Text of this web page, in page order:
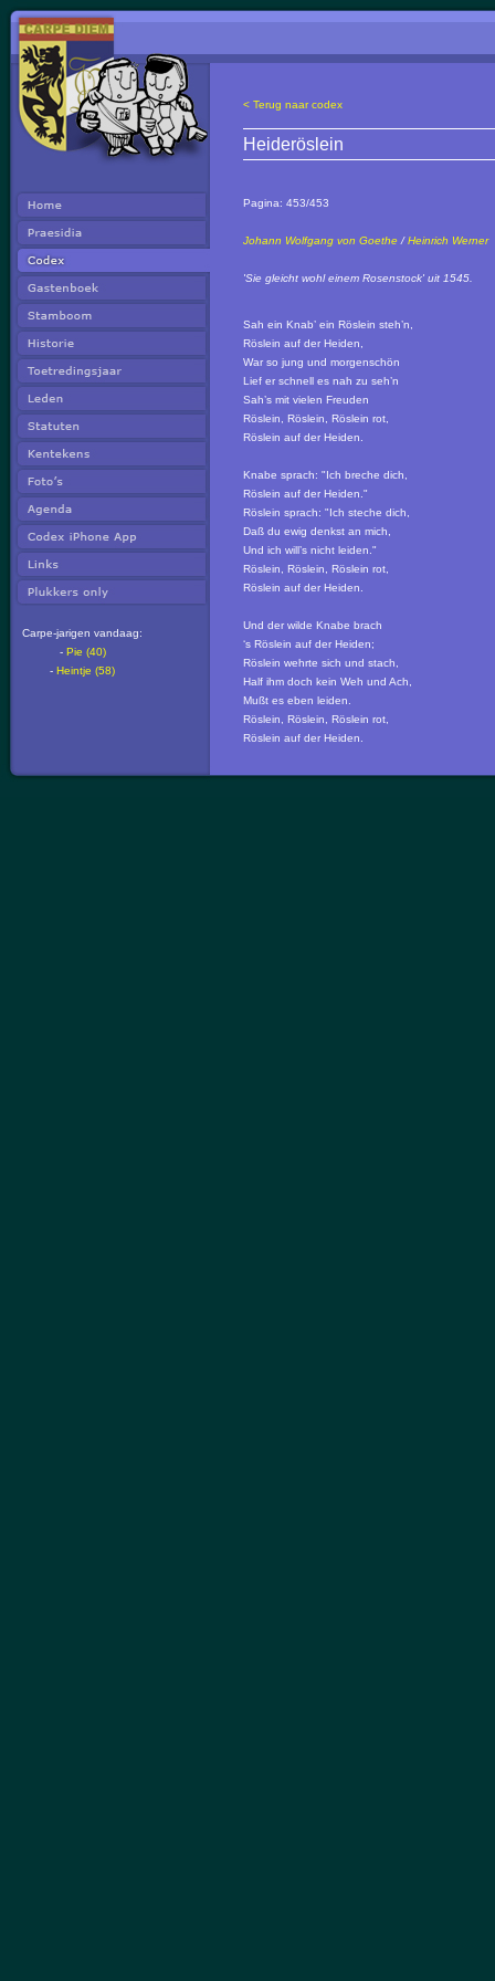
Carpe-jarigen vandaag:
- Pie (40)
- Heintje (58)
< Terug naar codex
Heideröslein
Pagina: 453/453
Johann Wolfgang von Goethe /Heinrich Werner
'Sie gleicht wohl einem Rosenstock' uit 1545.
Sah ein Knab’ ein Röslein steh’n,
Röslein auf der Heiden,
War so jung und morgenschön
Lief er schnell es nah zu seh’n
Sah’s mit vielen Freuden
Röslein, Röslein, Röslein rot,
Röslein auf der Heiden.
Knabe sprach: "Ich breche dich,
Röslein auf der Heiden."
Röslein sprach: "Ich steche dich,
Daß du ewig denkst an mich,
Und ich will’s nicht leiden."
Röslein, Röslein, Röslein rot,
Röslein auf der Heiden.
Und der wilde Knabe brach
‘s Röslein auf der Heiden;
Röslein wehrte sich und stach,
Half ihm doch kein Weh und Ach,
Mußt es eben leiden.
Röslein, Röslein, Röslein rot,
Röslein auf der Heiden.